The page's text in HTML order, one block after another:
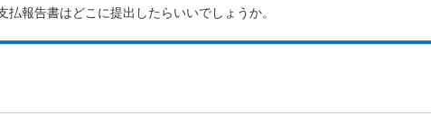
払報告書はどこに提出したらいいでしょうか。